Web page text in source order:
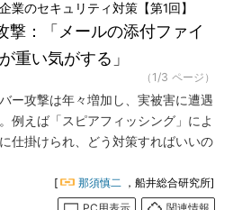
：「メールの添付ファイ
重い気がする」
業のセキュリティ対策【第1回】
（1/3 ページ）
ー攻撃は年々増加し、実被害に遭遇
例えば「スピアフィッシング」によ
仕掛けられ、どう対策すればいいの
[ 那須慎二 ，船井総合研究所]